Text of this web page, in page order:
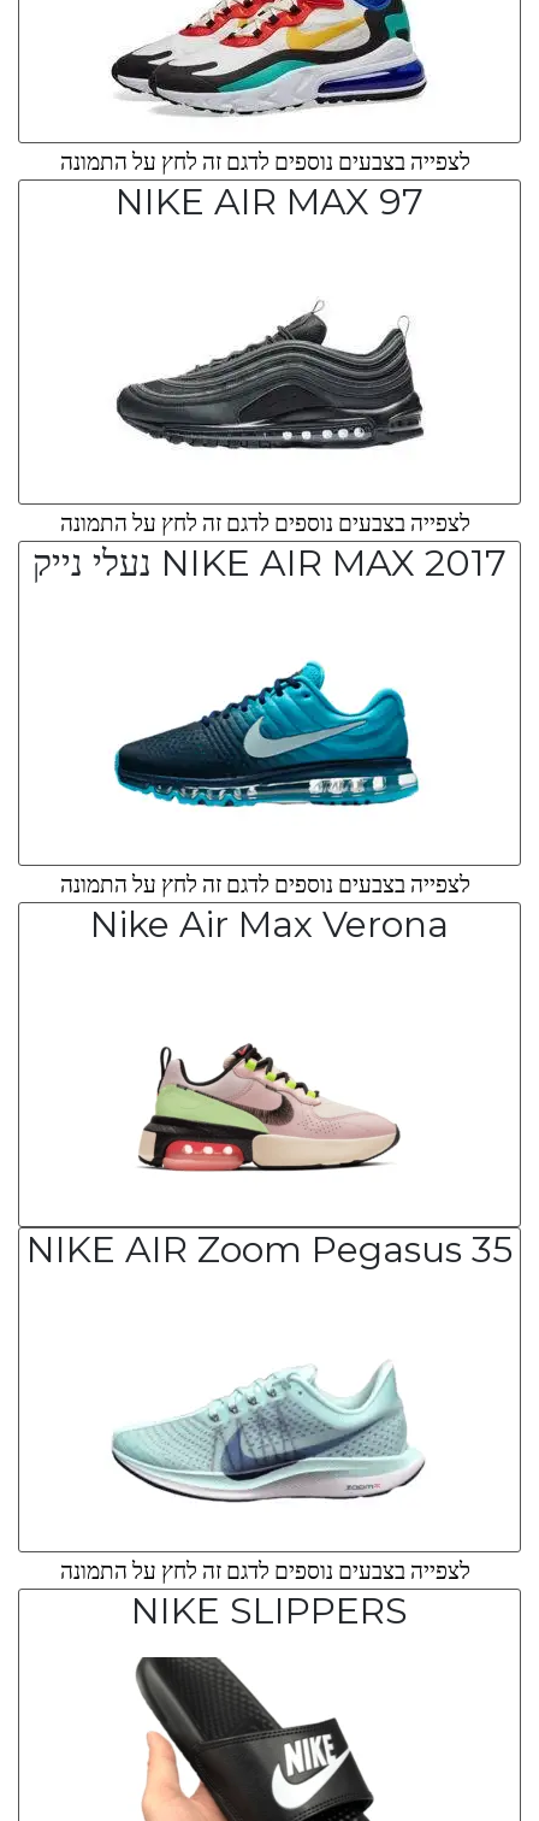
לצפייה בצבעים נוספים לדגם זה לחץ על התמונה
NIKE AIR MAX 97
לצפייה בצבעים נוספים לדגם זה לחץ על התמונה
NIKE AIR MAX 2017 נעלי נייק
לצפייה בצבעים נוספים לדגם זה לחץ על התמונה
Nike Air Max Verona
NIKE AIR Zoom Pegasus 35
לצפייה בצבעים נוספים לדגם זה לחץ על התמונה
NIKE SLIPPERS